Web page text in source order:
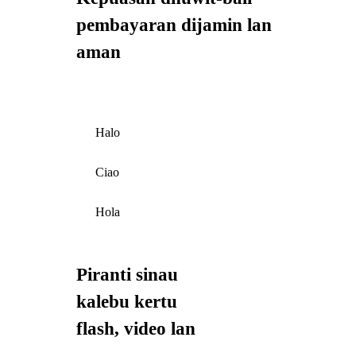
pembayaran dijamin lan
aman
Halo
Ciao
Hola
Piranti sinau
kalebu kertu
flash, video lan